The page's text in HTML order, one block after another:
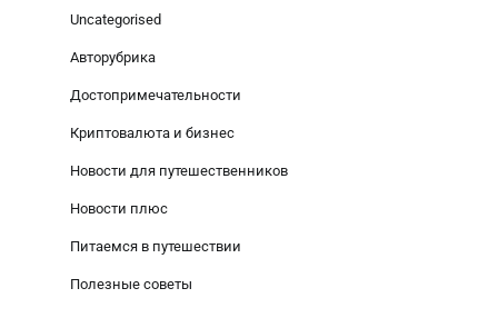
Uncategorised
Авторубрика
Достопримечательности
Криптовалюта и бизнес
Новости для путешественников
Новости плюс
Питаемся в путешествии
Полезные советы